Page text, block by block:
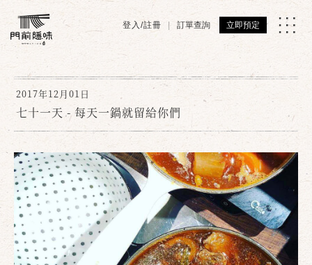
登入/註冊 訂單查詢 立即預定
2017年12月01日
七十一天 - 每天一鍋就留給你們